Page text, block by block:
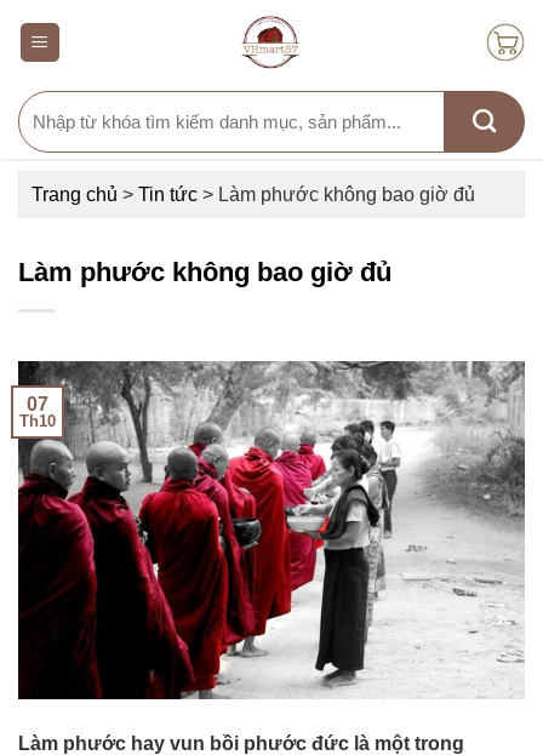
Search
for:
Trang chủ > Tin tức > Làm phước không bao giờ đủ
Làm phước không bao giờ đủ
07
Th10
Làm phước hay vun bồi phước đức là một trong